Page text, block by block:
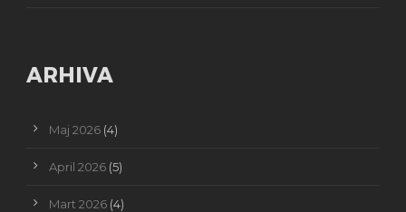
ARHIVA
Maj 2026 (4)
April 2026 (5)
Mart 2026 (4)